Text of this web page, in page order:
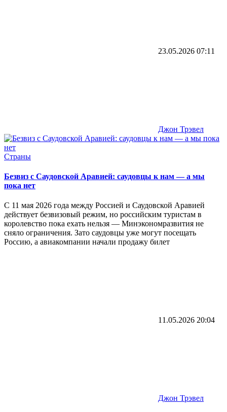
23.05.2026 07:11
Джон Трэвел
Страны
Безвиз с Саудовской Аравией: саудовцы к нам — а мы
пока нет
С 11 мая 2026 года между Россией и Саудовской Аравией
действует безвизовый режим, но российским туристам в
королевство пока ехать нельзя — Минэкономразвития не
сняло ограничения. Зато саудовцы уже могут посещать
Россию, а авиакомпании начали продажу билет
11.05.2026 20:04
Джон Трэвел